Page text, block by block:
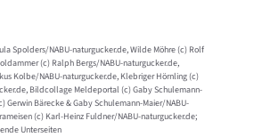
Spolders/NABU-naturgucker.de, Wilde Möhre (c) Rolf
(c) Ralph Bergs/NABU-naturgucker.de,
Kolbe/NABU-naturgucker.de, Klebriger Hörnling (c)
Bildcollage Meldeportal (c) Gaby Schulemann-
Gerwin Bärecke & Gaby Schulemann-Maier/NABU-
(c) Karl-Heinz Fuldner/NABU-naturgucker.de;
Unterseiten